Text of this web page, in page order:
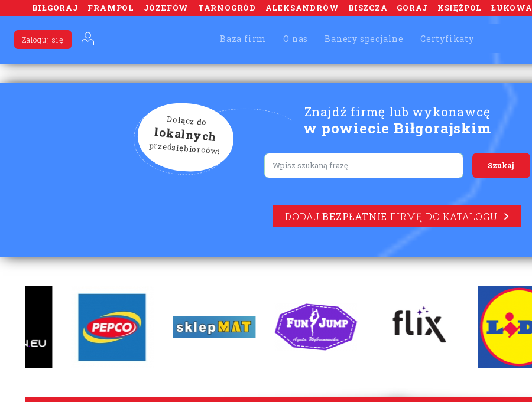
BIŁGORAJ FRAMPOL JÓZEFÓW TARNOGRÓD ALEKSANDRÓW BISZCZA GORAJ KSIĘŻPOL ŁUKOWA
Baza firm O nas Banery specjalne Certyfikaty
Zaloguj się
Znajdź firmę lub wykonawcę
w powiecie Biłgorajskim
Dołącz do
lokalnych
przedsiębiorców!
Lorem ipsum
DODAJBEZPŁATNIE FIRMĘ DO KATALOGU
lorem ipsum